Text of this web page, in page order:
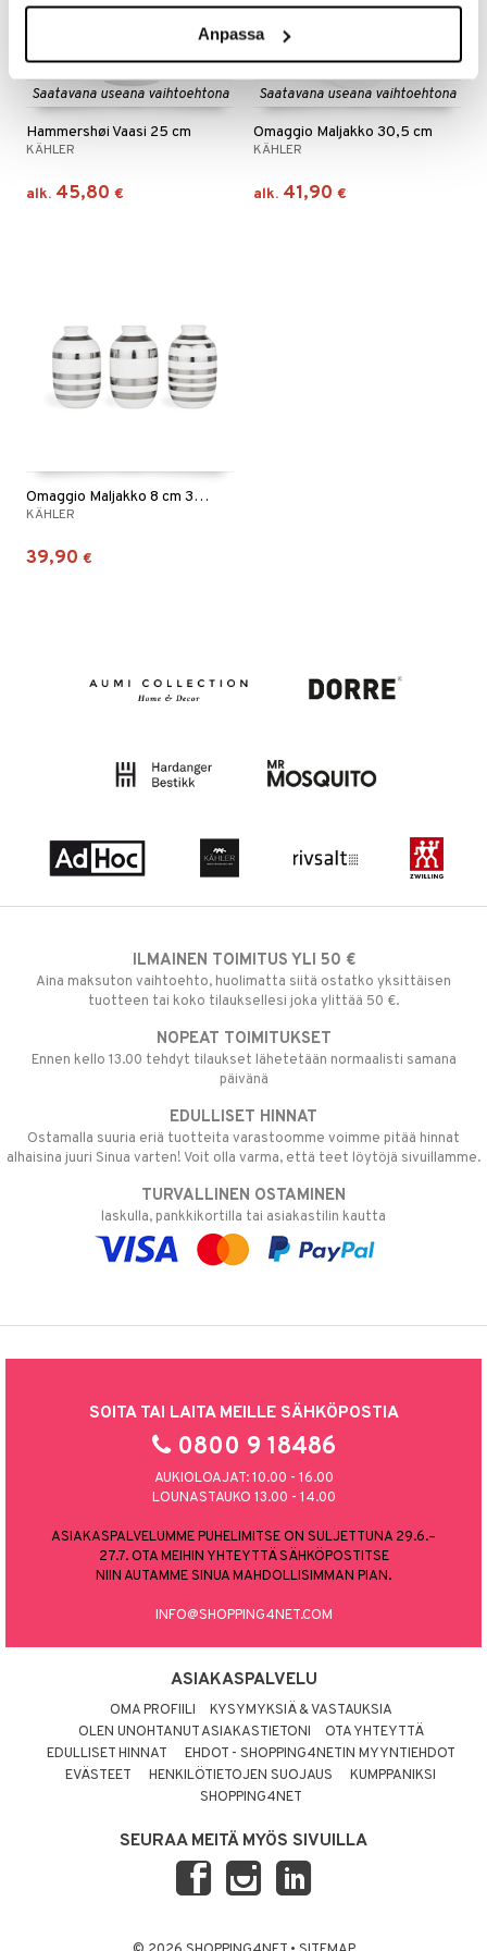
Anpassa
Saatavana useana vaihtoehtona
Hammershøi Vaasi 25 cm
KÄHLER
alk. 45,80 €
Saatavana useana vaihtoehtona
Omaggio Maljakko 30,5 cm
KÄHLER
alk. 41,90 €
Omaggio Maljakko 8 cm 3-pack
KÄHLER
39,90 €
ILMAINEN TOIMITUS YLI 50 €
Aina maksuton vaihtoehto, huolimatta siitä ostatko yksittäisen
tuotteen tai koko tilauksellesi joka ylittää 50 €.
NOPEAT TOIMITUKSET
Ennen kello 13.00 tehdyt tilaukset lähetetään normaalisti samana
päivänä
EDULLISET HINNAT
Ostamalla suuria eriä tuotteita varastoomme voimme pitää hinnat
alhaisina juuri Sinua varten! Voit olla varma, että teet löytöjä sivuillamme.
TURVALLINEN OSTAMINEN
laskulla, pankkikortilla tai asiakastilin kautta
SOITA TAI LAITA MEILLE SÄHKÖPOSTIA
0800 9 18486
AUKIOLOAJAT: 10.00 - 16.00
LOUNASTAUKO 13.00 - 14.00
ASIAKASPALVELUMME PUHELIMITSE ON SULJETTUNA 29.6.–
27.7. OTA MEIHIN YHTEYTTÄ SÄHKÖPOSTITSE
NIIN AUTAMME SINUA MAHDOLLISIMMAN PIAN.
INFO@SHOPPING4NET.COM
ASIAKASPALVELU
OMA PROFIILI
KYSYMYKSIÄ & VASTAUKSIA
OLEN UNOHTANUT ASIAKASTIETONI
OTA YHTEYTTÄ
EDULLISET HINNAT
EHDOT - SHOPPING4NETIN MYYNTIEHDOT
EVÄSTEET
HENKILÖTIETOJEN SUOJAUS
KUMPPANIKSI
SHOPPING4NET
SEURAA MEITÄ MYÖS SIVUILLA